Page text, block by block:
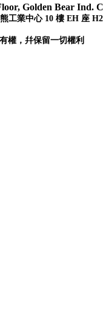
Golden Bear Ind.
中心 10 樓 EH 座
權，幷保留一切權利